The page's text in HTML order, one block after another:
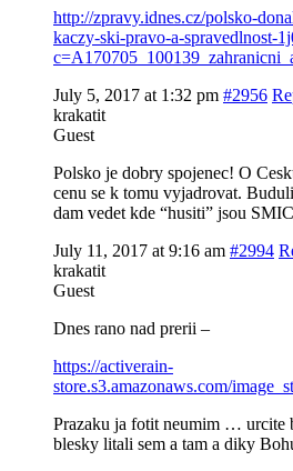
http://zpravy.idnes.cz/polsko-
kaczy-ski-pravo-a-spravedlnost-
July 5, 2017 at 1:32 pm #2956
krakatit
Guest
Polsko je dobry spojenec! O
cenu se k tomu vyjadrovat.
dam vedet kde “husiti” jsou
July 11, 2017 at 9:16 am #2994
krakatit
Guest
Dnes rano nad prerii –
https://activerain-
store.s3.amazonaws.com/
Prazaku ja fotit neumim … urcite
blesky litali sem a tam a diky